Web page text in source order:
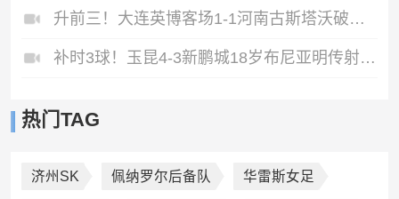
升前三！大连英博客场1-1河南古斯塔沃破门19岁杨铭锐替补扳平
补时3球！玉昆4-3新鹏城18岁布尼亚明传射侯永永乌龙卡约绝杀
热门TAG
济州SK 佩纳罗尔后备队 华雷斯女足